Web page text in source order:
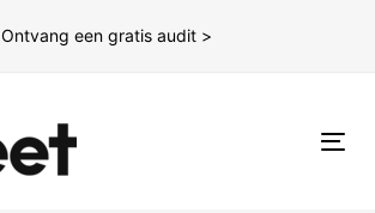
Ontvang een gratis audit >